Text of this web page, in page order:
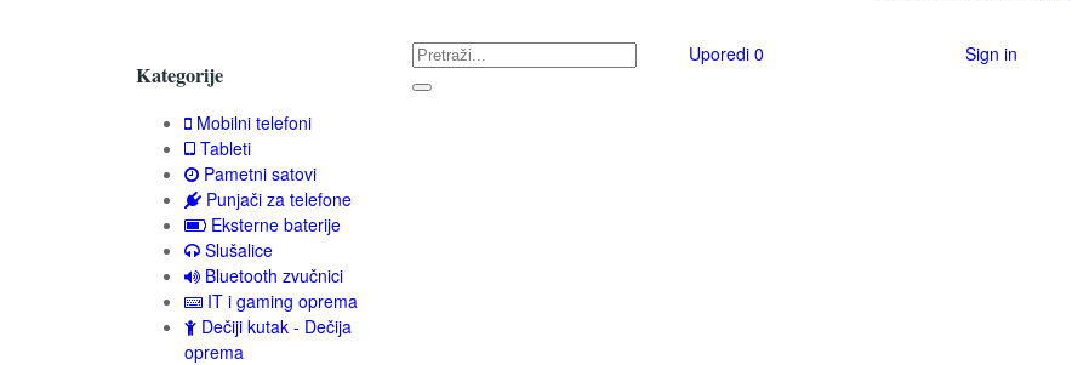
Kategorije
Mobilni telefoni
Tableti
Pametni satovi
Punjači za telefone
Eksterne baterije
Slušalice
Bluetooth zvučnici
IT i gaming oprema
Dečiji kutak - Dečija
oprema
Uporedi 0 Sign in